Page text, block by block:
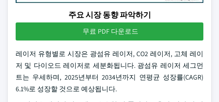
주요 시장 동향 파악하기
무료 PDF 다운로드
레이저 유형별로 시장은 광섬유 레이저, CO2 레이저, 고체 레이
저 및 다이오드 레이저로 세분화됩니다. 광섬유 레이저 세그먼
트는 우세하며, 2025년부터 2034년까지 연평균 성장률(CAGR)
6.1%로 성장할 것으로 예상됩니다.